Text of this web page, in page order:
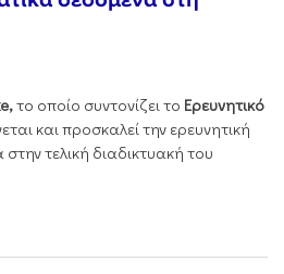
το οποίο συντονίζει το Ερευνητικό
και προσκαλεί την ερευνητική
στην τελική διαδικτυακή του